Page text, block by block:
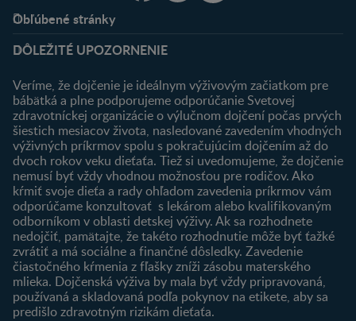
Obľúbené stránky
Výhody členstva
Môj účet
Registrácia
Newsletter
Prihlásenie
Produkty
Nájsť produkt
DÔLEŽITÉ UPOZORNENIE
Veríme, že dojčenie je ideálnym výživovým začiatkom pre
bábätká a plne podporujeme odporúčanie Svetovej
zdravotníckej organizácie o výlučnom dojčení počas prvých
šiestich mesiacov života, nasledované zavedením vhodných
výživných príkrmov spolu s pokračujúcim dojčením až do
dvoch rokov veku dieťaťa. Tiež si uvedomujeme, že dojčenie
nemusí byť vždy vhodnou možnosťou pre rodičov. Ako
kŕmiť svoje dieťa a rady ohľadom zavedenia príkrmov vám
odporúčame konzultovať s lekárom alebo kvalifikovaným
odborníkom v oblasti detskej výživy. Ak sa rozhodnete
nedojčiť, pamätajte, že takéto rozhodnutie môže byť ťažké
zvrátiť a má sociálne a finančné dôsledky. Zavedenie
čiastočného kŕmenia z fľašky zníži zásobu materského
mlieka. Dojčenská výživa by mala byť vždy pripravovaná,
používaná a skladovaná podľa pokynov na etikete, aby sa
predišlo zdravotným rizikám dieťaťa.